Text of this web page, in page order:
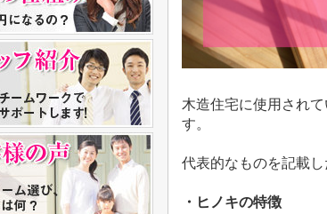
木造住宅に使用され
す。
代表的なものを記載
・ヒノキの特徴